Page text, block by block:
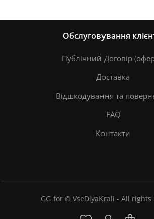
Обслуговування
Публічний Договір
Доставка
Відшкодування та
FAQ
Контакти
GG for © VseDlyaKrali - All rights